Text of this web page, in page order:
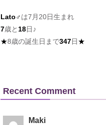
Lato♂は7月20日生まれ
7歳と 18日♪
★8歳の誕生日まで347日★
Recent Comment
Maki